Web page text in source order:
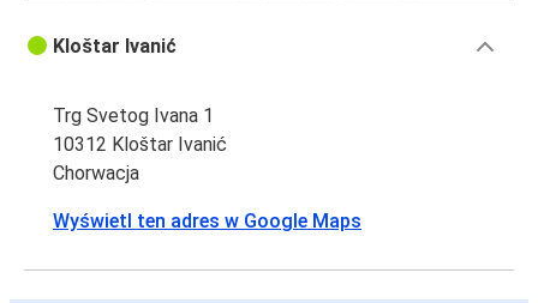
Kloštar Ivanić
Trg Svetog Ivana 1
10312 Kloštar Ivanić
Chorwacja
Wyświetl ten adres w Google Maps